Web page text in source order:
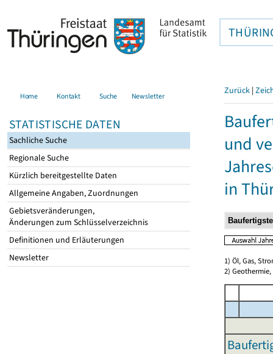
Home Kontakt Suche Newsletter
STATISTISCHE DATEN
Sachliche Suche
Regionale Suche
Kürzlich bereitgestellte Daten
Allgemeine Angaben, Zuordnungen
Gebietsveränderungen,
Änderungen zum Schlüsselverzeichnis
Definitionen und Erläuterungen
Newsletter
Zurück |
und
in
1) Öl, Gas,
2)